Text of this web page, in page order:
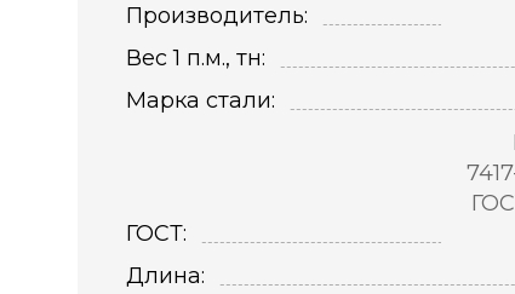
Производитель:
Вес 1 п.м., тн:
Марка стали:
ГОСТ:
Длина: